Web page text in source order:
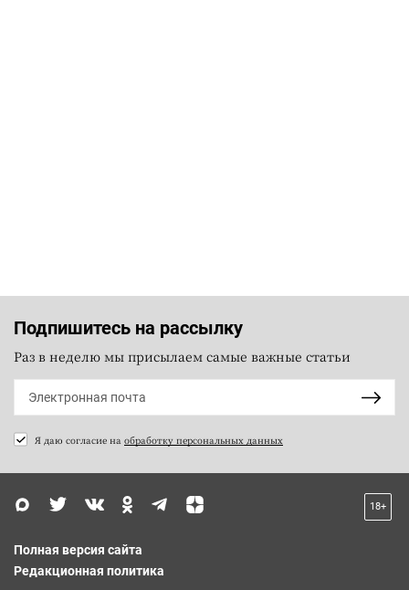
Подпишитесь на рассылку
Раз в неделю мы присылаем самые важные статьи
Я даю согласие на обработку персональных данных
18+
Полная версия сайта
Редакционная политика